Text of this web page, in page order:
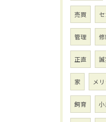
売買
管理 修
正直 誠
家 メ
飼育 小